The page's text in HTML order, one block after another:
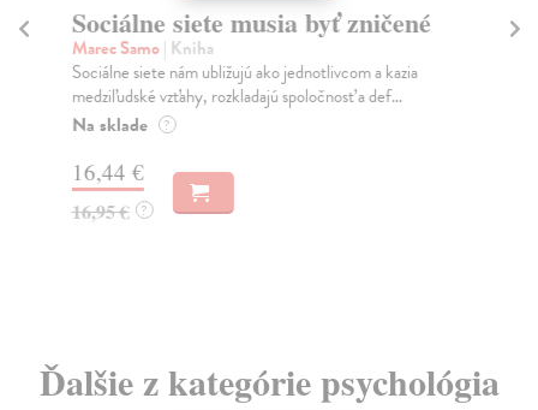
Sociálne siete musia byť zničené
Marec Samo| Kniha
Sociálne siete nám ubližujú ako jednotlivcom a kazia
medziľudské vzťahy, rozkladajú spoločnosť a def...
Na sklade ?
16,44 €
16,95 € ?
Ďalšie z kategórie psychológia